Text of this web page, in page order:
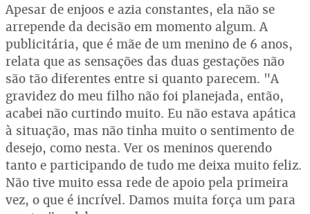
Apesar de enjoos e azia constantes, ela não se
arrepende da decisão em momento algum. A
publicitária, que é mãe de um menino de 6 anos,
relata que as sensações das duas gestações não
são tão diferentes entre si quanto parecem. "A
gravidez do meu filho não foi planejada, então,
acabei não curtindo muito. Eu não estava apática
à situação, mas não tinha muito o sentimento de
desejo, como nesta. Ver os meninos querendo
tanto e participando de tudo me deixa muito feliz.
Não tive muito essa rede de apoio pela primeira
vez, o que é incrível. Damos muita força um para